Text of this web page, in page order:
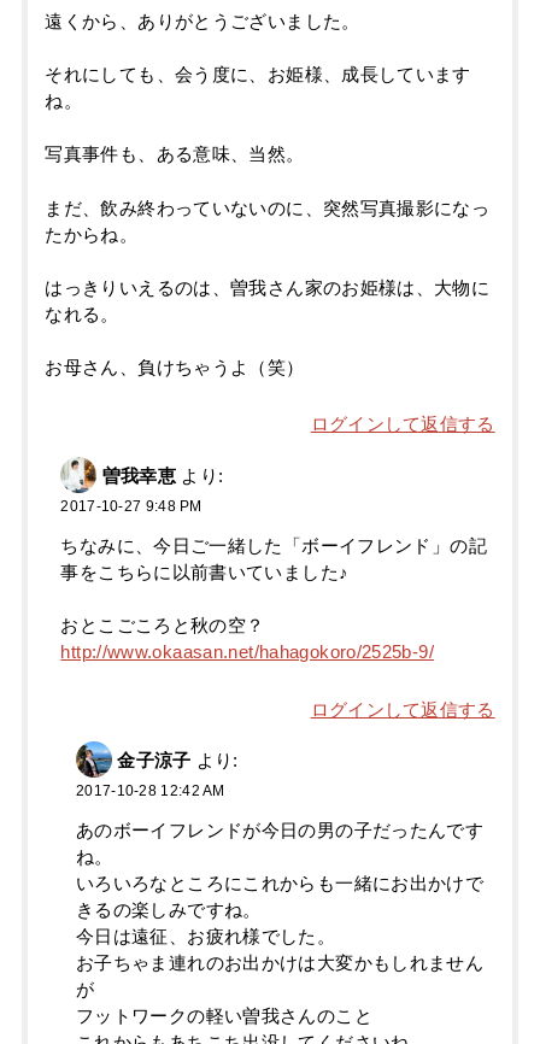
遠くから、ありがとうございました。
それにしても、会う度に、お姫様、成長しています
ね。
写真事件も、ある意味、当然。
まだ、飲み終わっていないのに、突然写真撮影になっ
たからね。
はっきりいえるのは、曽我さん家のお姫様は、大物に
なれる。
お母さん、負けちゃうよ（笑）
ログインして返信する
曽我幸恵 より:
2017-10-27 9:48 PM
ちなみに、今日ご一緒した「ボーイフレンド」の記
事をこちらに以前書いていました♪
おとこごころと秋の空？
http://www.okaasan.net/hahagokoro/2525b-9/
ログインして返信する
金子涼子 より:
2017-10-28 12:42 AM
あのボーイフレンドが今日の男の子だったんです
ね。
いろいろなところにこれからも一緒にお出かけで
きるの楽しみですね。
今日は遠征、お疲れ様でした。
お子ちゃま連れのお出かけは大変かもしれません
が
フットワークの軽い曽我さんのこと